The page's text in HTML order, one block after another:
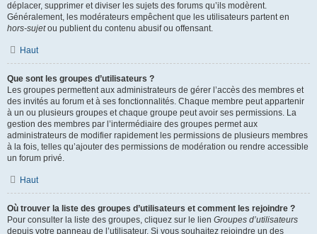
déplacer, supprimer et diviser les sujets des forums qu’ils modèrent.
Généralement, les modérateurs empêchent que les utilisateurs partent en
hors-sujetou publient du contenu abusif ou offensant.
Haut
Que sont les groupes d’utilisateurs ?
Les groupes permettent aux administrateurs de gérer l’accès des membres et
des invités au forum et à ses fonctionnalités. Chaque membre peut appartenir
à un ou plusieurs groupes et chaque groupe peut avoir ses permissions. La
gestion des membres par l’intermédiaire des groupes permet aux
administrateurs de modifier rapidement les permissions de plusieurs membres
à la fois, telles qu’ajouter des permissions de modération ou rendre accessible
un forum privé.
Haut
Où trouver la liste des groupes d’utilisateurs et comment les rejoindre ?
Pour consulter la liste des groupes, cliquez sur le lien Groupes d’utilisateurs
depuis votre panneau de l’utilisateur. Si vous souhaitez rejoindre un des